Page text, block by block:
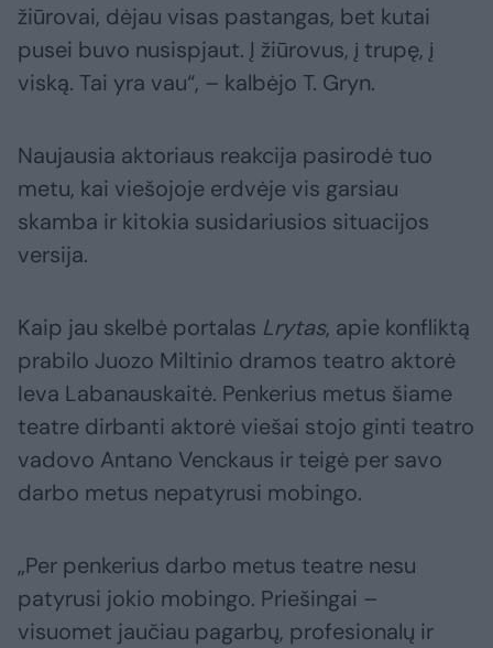
žiūrovai, dėjau visas pastangas, bet kutai
pusei buvo nusispjaut. Į žiūrovus, į trupę, į
viską. Tai yra vau“, – kalbėjo T. Gryn.
Naujausia aktoriaus reakcija pasirodė tuo
metu, kai viešojoje erdvėje vis garsiau
skamba ir kitokia susidariusios situacijos
versija.
Kaip jau skelbė portalas Lrytas, apie konfliktą
prabilo Juozo Miltinio dramos teatro aktorė
Ieva Labanauskaitė. Penkerius metus šiame
teatre dirbanti aktorė viešai stojo ginti teatro
vadovo Antano Venckaus ir teigė per savo
darbo metus nepatyrusi mobingo.
„Per penkerius darbo metus teatre nesu
patyrusi jokio mobingo. Priešingai –
visuomet jaučiau pagarbų, profesionalų ir